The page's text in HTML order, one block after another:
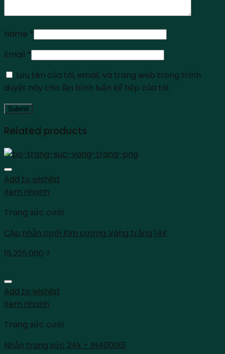
Name *
Email *
Lưu tên của tôi, email, và trang web trong trình
duyệt này cho lần bình luận kế tiếp của tôi.
Related products
Add to wishlist
Xem nhanh
Trang sức cưới
Cặp nhẫn cưới Kim cương Vàng trắng 14K
15.225.000 ₫
Add to wishlist
Xem nhanh
Trang sức cưới
Nhẫn trang sức 24k – IN400061